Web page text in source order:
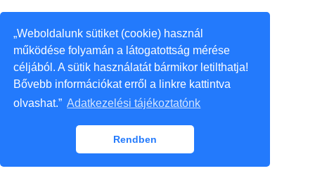
„Weboldalunk sütiket (cookie) használ
működése folyamán a látogatottság mérése
céljából. A sütik használatát bármikor letilthatja!
Bővebb információkat erről a linkre kattintva
olvashat.” Adatkezelési tájékoztatónk
Rendben